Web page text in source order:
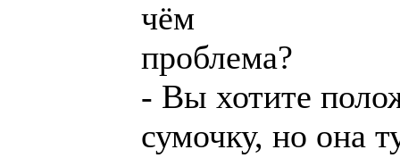
чём
проблема?
- Вы хотите
сумочку, но она